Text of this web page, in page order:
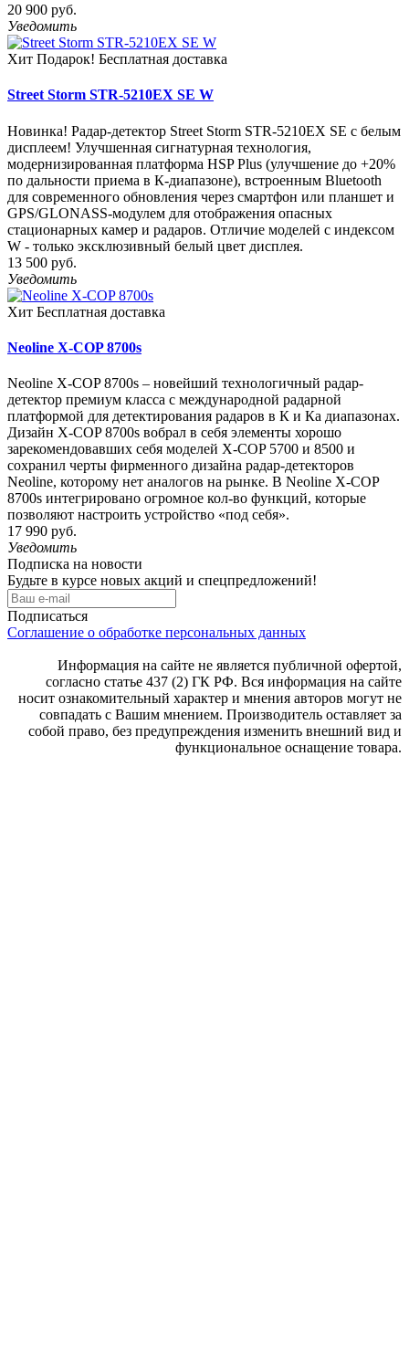
20 900 руб.
Уведомить
Хит Подарок! Бесплатная доставка
Street Storm STR-5210EX SE W
Новинка! Радар-детектор Street Storm STR-5210EX SE с белым
дисплеем! Улучшенная сигнатурная технология,
модернизированная платформа HSP Plus (улучшение до +20%
по дальности приема в К-диапазоне), встроенным Bluetooth
для современного обновления через смартфон или планшет и
GPS/GLONASS-модулем для отображения опасных
стационарных камер и радаров. Отличие моделей с индексом
W - только эксклюзивный белый цвет дисплея.
13 500 руб.
Уведомить
Хит Бесплатная доставка
Neoline X-COP 8700s
Neoline X-COP 8700s – новейший технологичный радар-
детектор премиум класса с международной радарной
платформой для детектирования радаров в К и Ка диапазонах.
Дизайн X-COP 8700s вобрал в себя элементы хорошо
зарекомендовавших себя моделей X-COP 5700 и 8500 и
сохранил черты фирменного дизайна радар-детекторов
Neoline, которому нет аналогов на рынке. В Neoline X-COP
8700s интегрировано огромное кол-во функций, которые
позволяют настроить устройство «под себя».
17 990 руб.
Уведомить
Подписка на новости
Будьте в курсе новых акций и спецпредложений!
Подписаться
Соглашение о обработке персональных данных
Информация на сайте не является публичной офертой,
согласно статье 437 (2) ГК РФ. Вся информация на сайте
носит ознакомительный характер и мнения авторов могут не
совпадать с Вашим мнением. Производитель оставляет за
собой право, без предупреждения изменить внешний вид и
функциональное оснащение товара.